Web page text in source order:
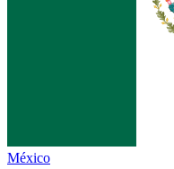
México